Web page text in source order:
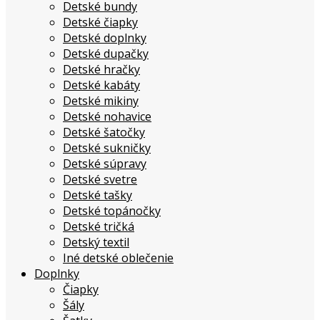
Detské bundy
Detské čiapky
Detské doplnky
Detské dupačky
Detské hračky
Detské kabáty
Detské mikiny
Detské nohavice
Detské šatočky
Detské sukničky
Detské súpravy
Detské svetre
Detské tašky
Detské topánočky
Detské tričká
Detský textil
Iné detské oblečenie
Doplnky
Čiapky
Šály